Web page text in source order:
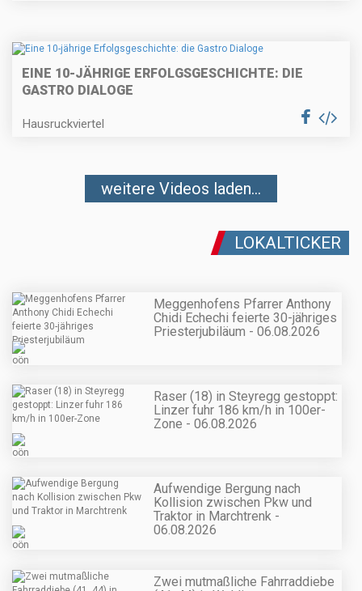
EINE 10-JÄHRIGE ERFOLGSGESCHICHTE: DIE
GASTRO DIALOGE
Hausruckviertel
weitere Videos laden...
LOKALTICKER
Meggenhofens Pfarrer Anthony
Chidi Echechi feierte 30-jähriges
Priesterjubiläum - 06.08.2026
Raser (18) in Steyregg gestoppt:
Linzer fuhr 186 km/h in 100er-
Zone - 06.08.2026
Aufwendige Bergung nach
Kollision zwischen Pkw und
Traktor in Marchtrenk -
06.08.2026
Zwei mutmaßliche Fahrraddiebe